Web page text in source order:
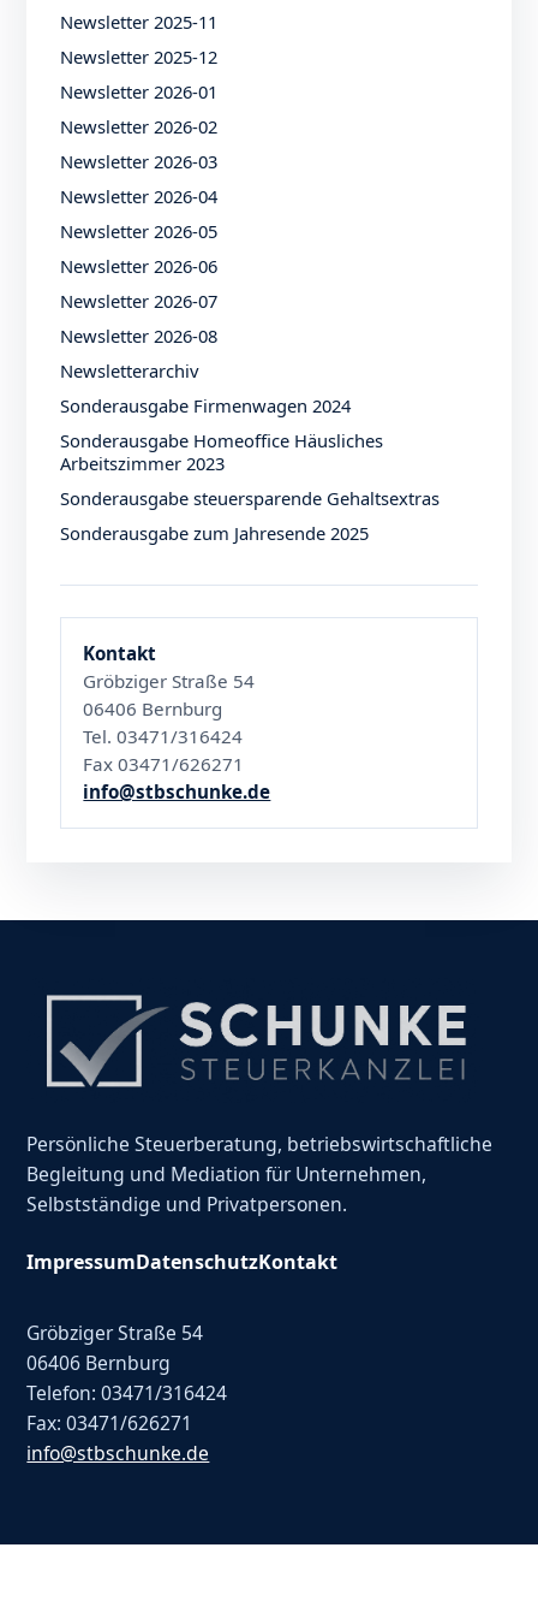
Newsletter 2025-11
Newsletter 2025-12
Newsletter 2026-01
Newsletter 2026-02
Newsletter 2026-03
Newsletter 2026-04
Newsletter 2026-05
Newsletter 2026-06
Newsletter 2026-07
Newsletter 2026-08
Newsletterarchiv
Sonderausgabe Firmenwagen 2024
Sonderausgabe Homeoffice Häusliches
Arbeitszimmer 2023
Sonderausgabe steuersparende Gehaltsextras
Sonderausgabe zum Jahresende 2025
Kontakt
Gröbziger Straße 54
06406 Bernburg
Tel. 03471/316424
Fax 03471/626271
info@stbschunke.de
Persönliche Steuerberatung, betriebswirtschaftliche
Begleitung und Mediation für Unternehmen,
Selbstständige und Privatpersonen.
ImpressumDatenschutzKontakt
Gröbziger Straße 54
06406 Bernburg
Telefon: 03471/316424
Fax: 03471/626271
info@stbschunke.de